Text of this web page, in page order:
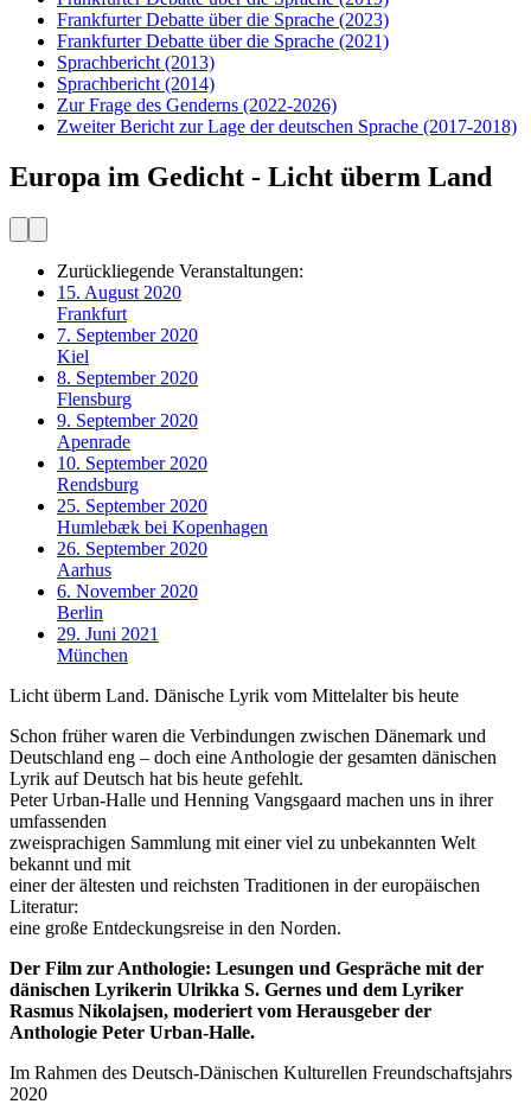
Frankfurter Debatte über die Sprache (2023)
Frankfurter Debatte über die Sprache (2021)
Sprachbericht (2013)
Sprachbericht (2014)
Zur Frage des Genderns (2022-2026)
Zweiter Bericht zur Lage der deutschen Sprache (2017-2018)
Europa im Gedicht - Licht überm Land
Zurückliegende Veranstaltungen:
15. August 2020
Frankfurt
7. September 2020
Kiel
8. September 2020
Flensburg
9. September 2020
Apenrade
10. September 2020
Rendsburg
25. September 2020
Humlebæk bei Kopenhagen
26. September 2020
Aarhus
6. November 2020
Berlin
29. Juni 2021
München
Licht überm Land. Dänische Lyrik vom Mittelalter bis heute
Schon früher waren die Verbindungen zwischen Dänemark und
Deutschland eng – doch eine Anthologie der gesamten dänischen
Lyrik auf Deutsch hat bis heute gefehlt.
Peter Urban-Halle und Henning Vangsgaard machen uns in ihrer
umfassenden
zweisprachigen Sammlung mit einer viel zu unbekannten Welt
bekannt und mit
einer der ältesten und reichsten Traditionen in der europäischen
Literatur:
eine große Entdeckungsreise in den Norden.
Der Film zur Anthologie: Lesungen und Gespräche mit der
dänischen Lyrikerin Ulrikka S. Gernes und dem Lyriker
Rasmus Nikolajsen, moderiert vom Herausgeber der
Anthologie Peter Urban-Halle.
Im Rahmen des Deutsch-Dänischen Kulturellen Freundschaftsjahrs
2020